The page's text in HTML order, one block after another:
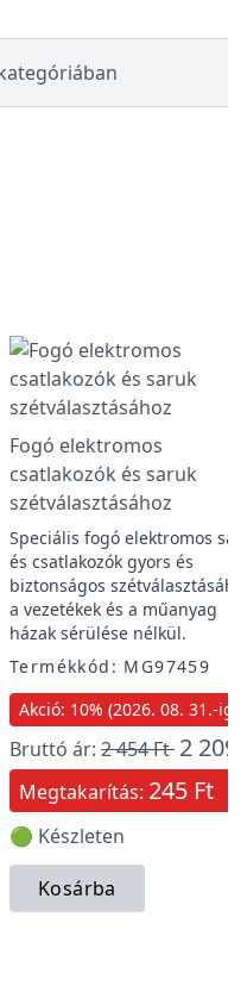
Fogó elektromos
csatlakozók és saruk
szétválasztásához
Speciális fogó elektromos
és csatlakozók gyors és
biztonságos
a vezetékek és a műanyag
házak sérülése nélkül.
Termékkód: MG97459
Akció: 10% (2026. 08. 31.-ig)
Bruttó ár: 2 454 Ft 2 209
Megtakarítás: 245 Ft
🟢 Készleten
Kosárba